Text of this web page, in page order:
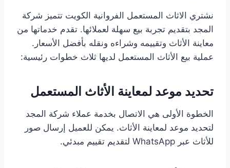
نشتري الاثاث المستعمل الفروانية الكويت تتميز شركة
المجد بتقديم تجربة بيع سهلة لعملائها. تقدم خدماتها من
معاينة الأثاث وتقييمه وشراءه ونقله بأفضل الأسعار.
عملية بيع الأثاث المستعمل لديها ثلاث خطوات رئيسية:
تحديد موعد لمعاينة الأثاث المستعمل
الخطوة الأولى هي الاتصال بخدمة عملاء شركة المجد
لتحديد موعد لمعاينة الأثاث. يمكن للعميل إرسال صور
للأثاث عبر WhatsApp لتقديم تقييم مبدئي.